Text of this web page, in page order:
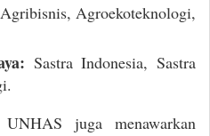
Agribisnis, Agroekoteknologi,
Sastra Indonesia, Sastra
juga menawarkan